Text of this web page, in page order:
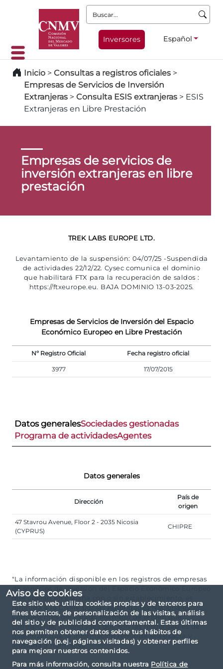
Aviso de cookies
Este sitio web utiliza cookies propias y de terceros para
fines técnicos, de personalización de las visitas, análisis
del sitio y de publicidad comportamental. Estas últimas
nos permiten obtener datos sobre tus hábitos de
navegación (p.ej. páginas visitadas) y obtener perfiles
para mejorar nuestros contenidos.
Para más información, consulta nuestra Política de
Buscar:
Inversores Español
Inicio > Consultas a registros oficiales >
Empresas de Servicios de Inversión
Extranjeras > Consulta ESIS extranjeras > ESIS
Extranjeras en Libre Prestación
Empresas de servicios de
inversión extranjeras en libre
prestación
TREK LABS EUROPE LTD.
Levantamiento de la suspensión: 04/07/25 -Suspendida
de actividades 22/12/22. Cysec comunica el dominio
que habilitará FTX para la recuperación de saldos :
https://ftxeurope.eu. BAJA DOMINIO 13-03-2025.
Empresas de Servicios de Inversión del Espacio
Económico Europeo en Libre Prestación
Nº Registro Oficial Fecha registro oficial
3977 17/07/2015
Datos generalesSociedades gestionadas
Programa de actividadesAgentes
Datos generales
Dirección
País de
origen
47 Stavrou Avenue, Floor 2 - 2035 Nicosia
(CYPRUS)
CHIPRE
"La información disponible en los registros de empresas
de servicios de inversión del Espacio Económico Europeo
que operan en España con o sin establecimiento, es
remitida a la CNMV por las Autoridades Nacionales
Competentes del Estado Miembro de origen que
corresponda, autoridades que son las responsables de
garantizar que la información remitida sea exacta y
ajustada a normativa."